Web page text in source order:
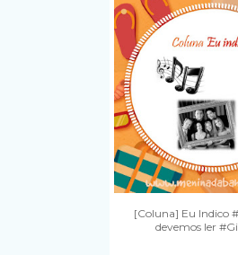
[Coluna] Eu Indico
devemos ler